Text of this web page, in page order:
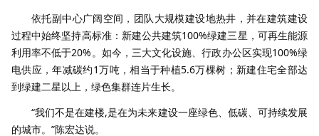
依托副中心广阔空间，团队大规模建设地热井，并在建筑建设
过程中始终坚持高标准：新建公共建筑100%绿建三星，可再生能源
利用率不低于20%。如今，三大文化设施、行政办公区实现100%绿
电供应，年减碳约1万吨，相当于种植5.6万棵树；新建住宅全部达
到绿建二星以上，绿色集群连片生长。
“我们不是在建楼,是在为未来建设一座绿色、低碳、可持续发展
的城市。”陈宏达说。